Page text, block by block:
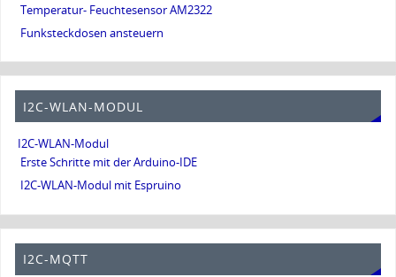
Temperatur- Feuchtesensor AM2322
Funksteckdosen ansteuern
I2C-WLAN-MODUL
I2C-WLAN-Modul
Erste Schritte mit der Arduino-IDE
I2C-WLAN-Modul mit Espruino
I2C-MQTT